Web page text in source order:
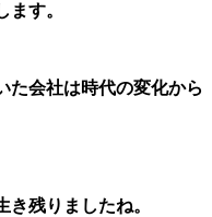
す。
た会社は時代の変化から
残りましたね。